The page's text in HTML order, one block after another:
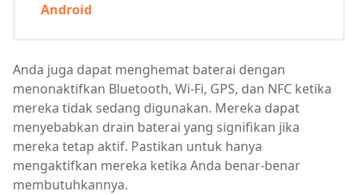
Android
Anda juga dapat menghemat baterai dengan
menonaktifkan Bluetooth, Wi-Fi, GPS, dan NFC ketika
mereka tidak sedang digunakan. Mereka dapat
menyebabkan drain baterai yang signifikan jika
mereka tetap aktif. Pastikan untuk hanya
mengaktifkan mereka ketika Anda benar-benar
membutuhkannya.